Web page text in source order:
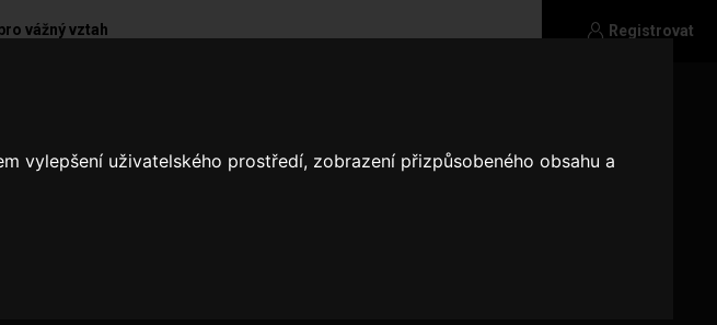
vylepšení uživatelského prostředí, zobrazení přizpůsobeného obsahu a
Registrovat
vážný vztah